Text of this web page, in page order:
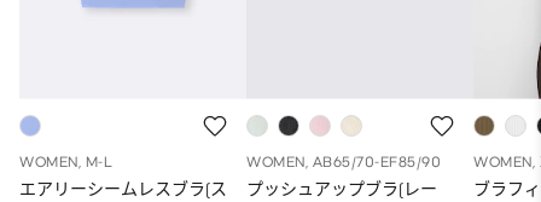
WOMEN, M-L
エアリーシームレスブラ(ス
WOMEN, AB65/70-EF85/90
プッシュアップブラ(レー
WOMEN,
ブラフ